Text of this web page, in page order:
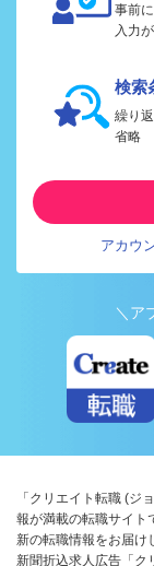
事前
入力
検索
繰り
省略
アカウ
＼ア
「クリエイト転職 (ジ
報が満載の転職サイト
新の転職情報をお届け
新聞折込求人広告「ク